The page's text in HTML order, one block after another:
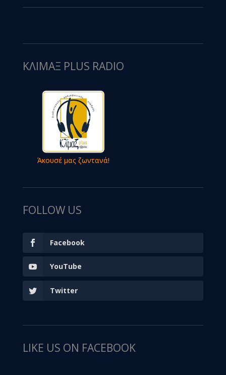
ΚΛΙΜΑΞ PLUS RADIO
Άκουσέ μας ζωντανά!
FOLLOW US
Facebook
YouTube
Twitter
LIKE US ON FACEBOOK